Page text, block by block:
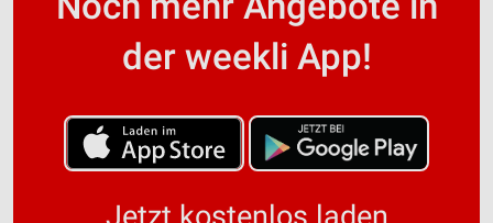
der weekli App!